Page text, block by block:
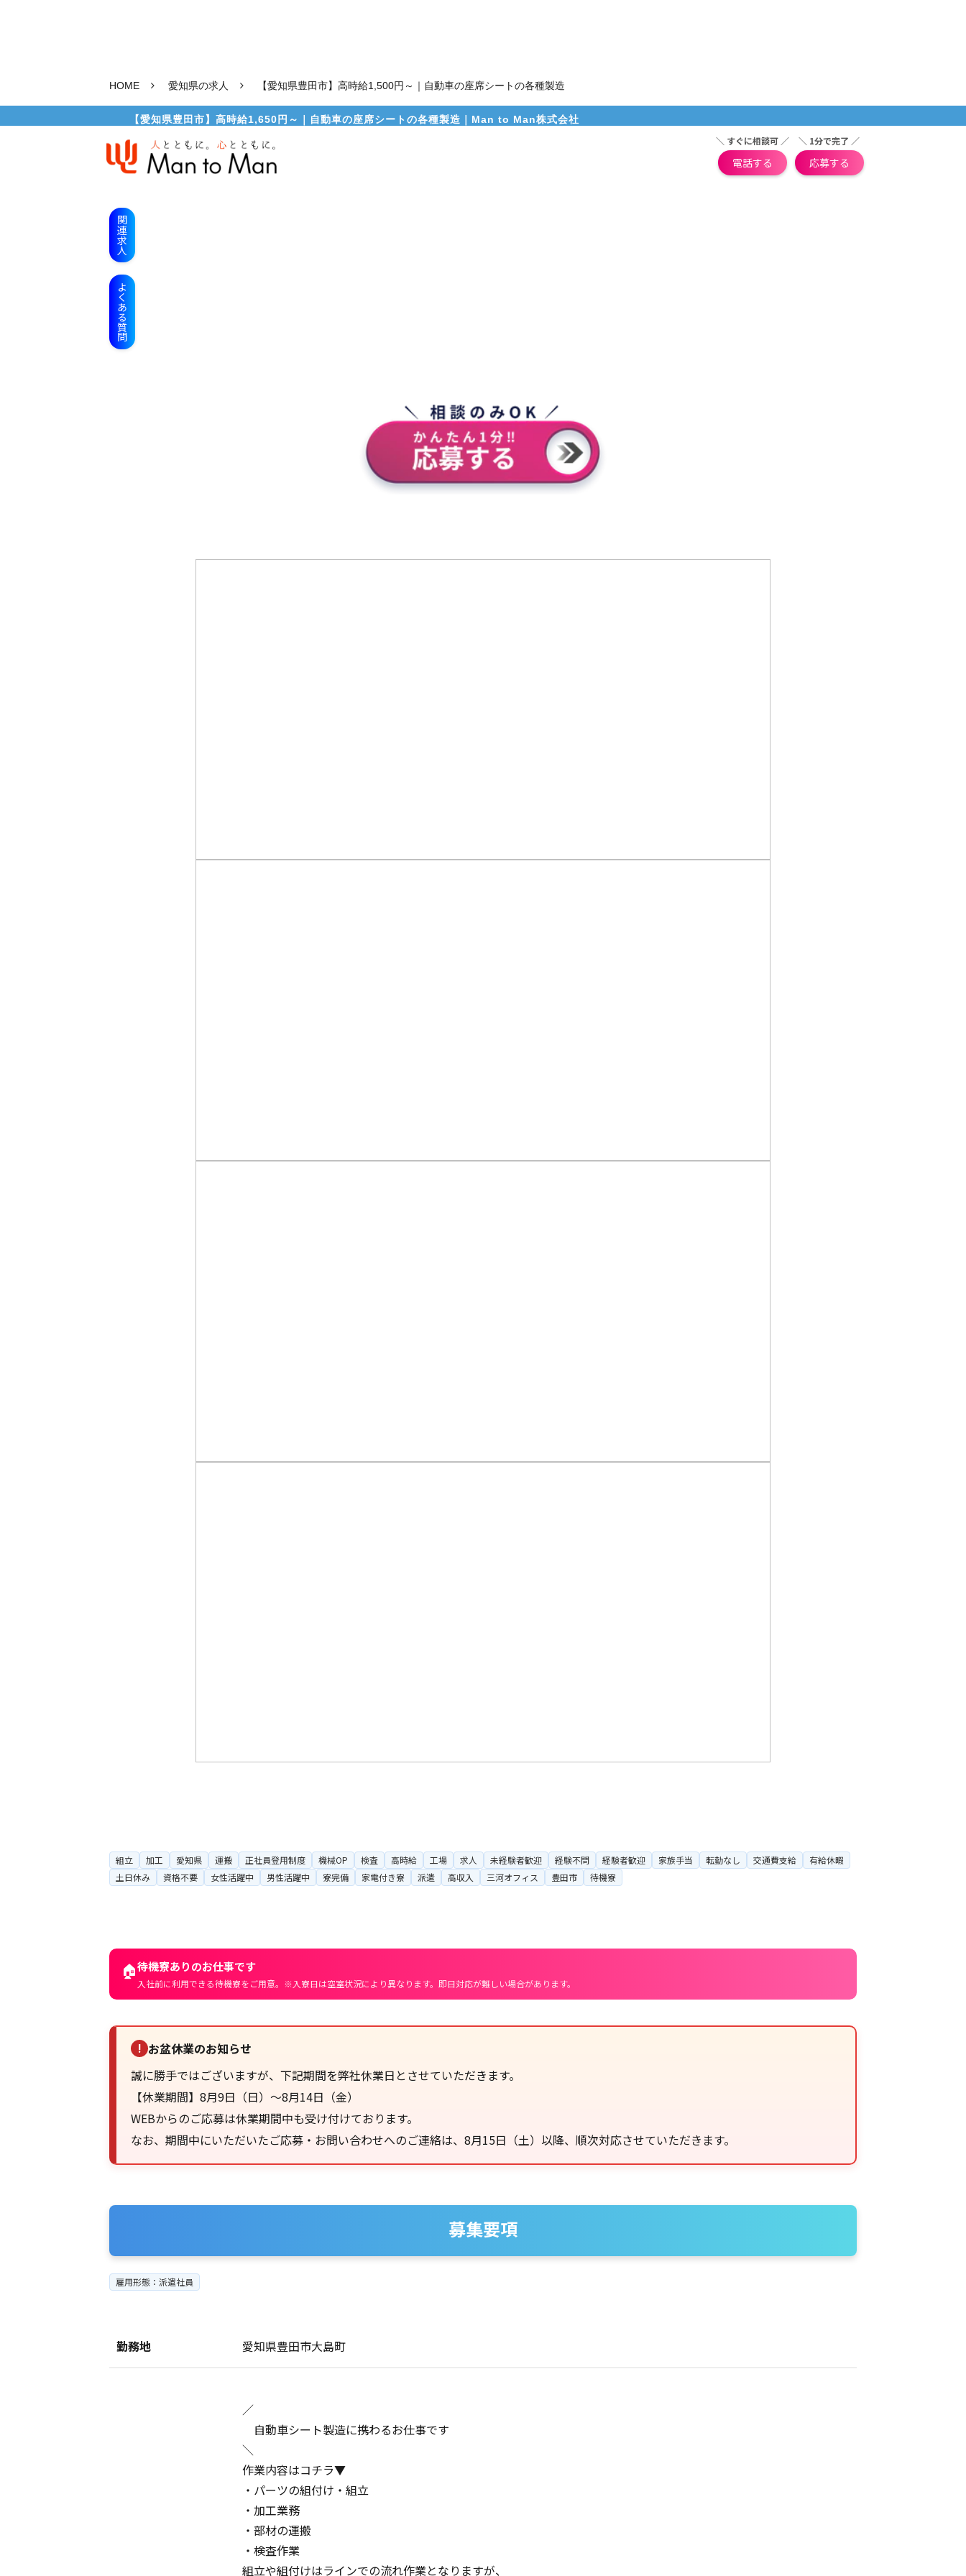
HOME 愛知県の求人 【愛知県豊田市】高時給1,500円～｜自動車の座席シートの各種製造
【愛知県豊田市】高時給1,650円～｜自動車の座席シートの各種製造｜Man to Man株式会社
＼ すぐに相談可 ／
電話する
＼ 1分で完了 ／
応募する
関連求人
よくある質問
組立 加工 愛知県 運搬 正社員登用制度 機械OP 検査 高時給 工場 求人 未経験者歓迎 経験不問 経験者歓迎 家族手当 転勤なし 交通費支給
有給休暇
土日休み
資格不要 女性活躍中 男性活躍中 寮完備 家電付き寮 派遣 高収入 三河オフィス 豊田市 待機寮
🏠待機寮ありのお仕事です
入社前に利用できる待機寮をご用意。※入寮日は空室状況により異なります。即日対応が難しい場合があります。
! お盆休業のお知らせ
誠に勝手ではございますが、下記期間を弊社休業日とさせていただきます。
【休業期間】8月9日（日）～8月14日（金）
WEBからのご応募は休業期間中も受け付けております。
なお、期間中にいただいたご応募・お問い合わせへのご連絡は、8月15日（土）以降、順次対応させていただきます。
募集要項
雇用形態：派遣社員
勤務地 愛知県豊田市大島町
／
自動車シート製造に携わるお仕事です
＼
作業内容はコチラ▼
・パーツの組付け・組立
・加工業務
・部材の運搬
・検査作業
組立や組付けはラインでの流れ作業となりますが、